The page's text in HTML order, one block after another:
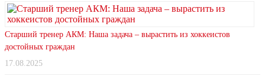
Старший тренер АКМ: Наша задача – вырастить из хоккеистов
достойных граждан
17.08.2025